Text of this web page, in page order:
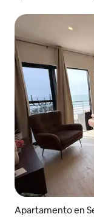
Apartamento en